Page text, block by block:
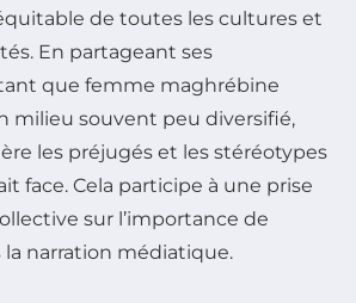
de toutes les cultures et
En partageant ses
que femme maghrébine
milieu souvent peu diversifié,
les préjugés et les stéréotypes
face. Cela participe à une prise
sur l’importance de
la narration médiatique.